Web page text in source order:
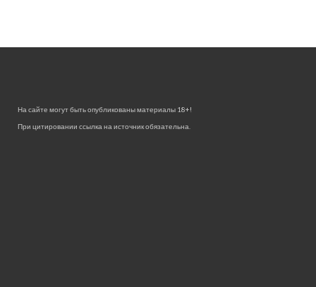
На сайте могут быть опубликованы материалы 18+!
При цитировании ссылка на источник обязательна.